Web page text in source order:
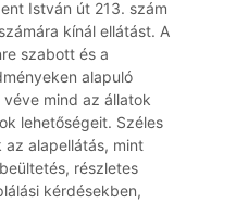
István út 213. szám
kínál ellátást. A
szabott és a
alapuló
mind az állatok
lehetőségeit. Széles
alapellátás, mint
részletes
kérdésekben,